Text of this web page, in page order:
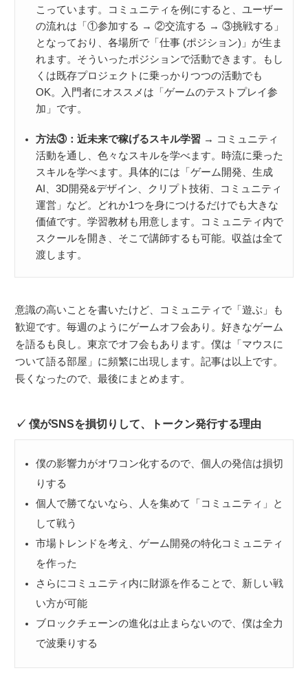
こっています。コミュニティを例にすると、ユーザー
の流れは「①参加する → ②交流する → ③挑戦する」
となっており、各場所で「仕事 (ポジション)」が生ま
れます。そういったポジションで活動できます。もし
くは既存プロジェクトに乗っかりつつの活動でも
OK。入門者にオススメは「ゲームのテストプレイ参
加」です。
方法③：近未来で稼げるスキル学習 → コミュニティ
活動を通し、色々なスキルを学べます。時流に乗った
スキルを学べます。具体的には「ゲーム開発、生成
AI、3D開発&デザイン、クリプト技術、コミュニティ
運営」など。どれか1つを身につけるだけでも大きな
価値です。学習教材も用意します。コミュニティ内で
スクールを開き、そこで講師するも可能。収益は全て
渡します。
意識の高いことを書いたけど、コミュニティで「遊ぶ」も
歓迎です。毎週のようにゲームオフ会あり。好きなゲーム
を語るも良し。東京でオフ会もあります。僕は「マウスに
ついて語る部屋」に頻繁に出現します。記事は以上です。
長くなったので、最後にまとめます。
僕がSNSを損切りして、トークン発行する理由
僕の影響力がオワコン化するので、個人の発信は損切
りする
個人で勝てないなら、人を集めて「コミュニティ」と
して戦う
市場トレンドを考え、ゲーム開発の特化コミュニティ
を作った
さらにコミュニティ内に財源を作ることで、新しい戦
い方が可能
ブロックチェーンの進化は止まらないので、僕は全力
で波乗りする